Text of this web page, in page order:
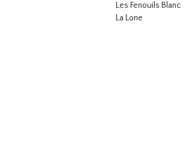
Les Fenouils Blanc
La Lone